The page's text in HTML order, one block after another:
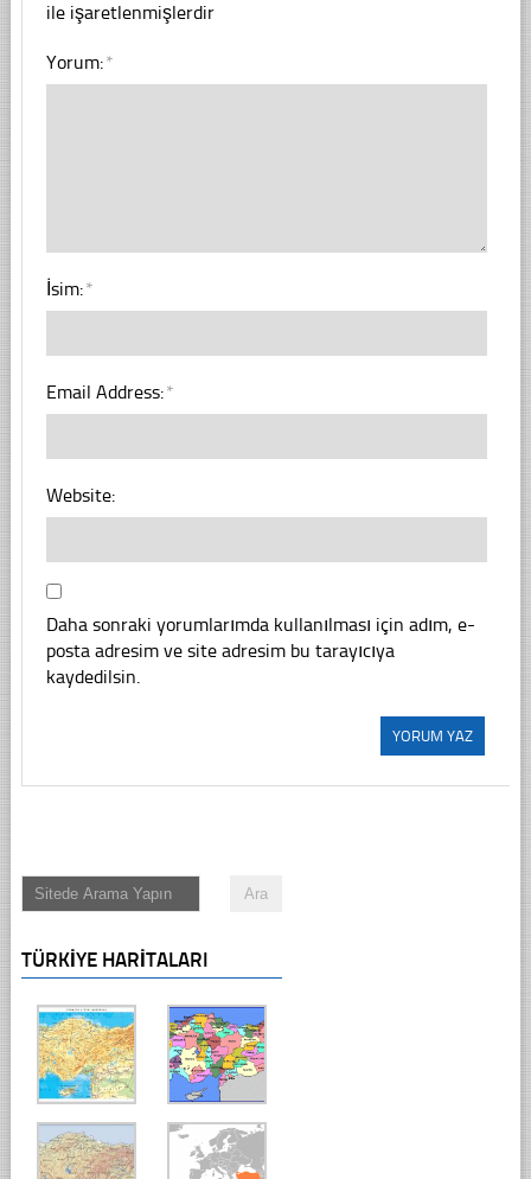
ile işaretlenmişlerdir
Yorum:*
İsim:*
Email Address:*
Website:
Daha sonraki yorumlarımda kullanılması için adım, e-
posta adresim ve site adresim bu tarayıcıya
kaydedilsin.
TÜRKIYE HARITALARI